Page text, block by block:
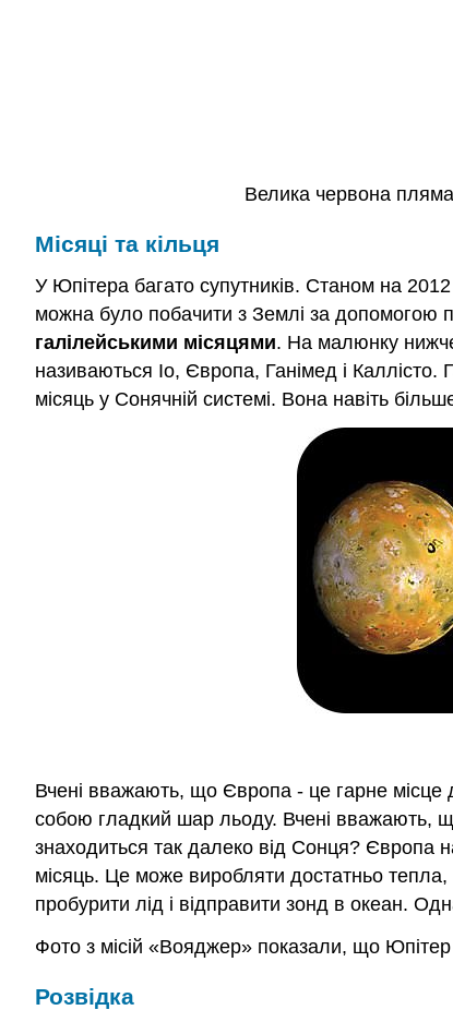
Велика червона
Місяці та кільця
У Юпітера багато супутників. Станом на
можна було побачити з Землі за допомогою
галілейськими місяцями. На малюнку нижче
називаються Іо, Європа, Ганімед і Каллісто.
місяць у Сонячній системі. Вона навіть
Вчені вважають, що Європа - це гарне місце
собою гладкий шар льоду. Вчені вважають,
знаходиться так далеко від Сонця? Європа
місяць. Це може виробляти достатньо
пробурити лід і відправити зонд в океан.
Фото з місій «Вояджер» показали, що Юпітер
Розвідка